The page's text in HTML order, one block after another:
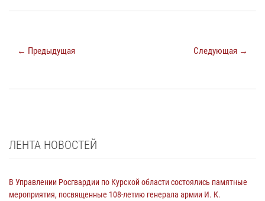
← Предыдущая Следующая →
ЛЕНТА НОВОСТЕЙ
В Управлении Росгвардии по Курской области состоялись памятные
мероприятия, посвященные 108-летию генерала армии И. К.